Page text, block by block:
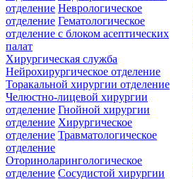
отделение Неврологическое
отделение Гематологическое
отделение c блоком асептических
палат
Хирургическая служба
Нейрохирургическое отделение
Торакальной хирургии отделение
Челюстно-лицевой хирургии
отделение Гнойной хирургии
отделение Хирургическое
отделение Травматологическое
отделение
Оториноларингологическое
отделение Сосудистой хирургии